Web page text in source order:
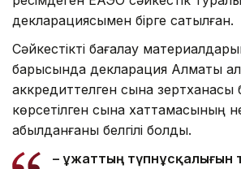
декларациясымен бірге сатылған.
Сәйкестікті бағалау
барысында декларация Алматы
аккредиттелген сынақ зертханасы
көрсетілген сынақ хаттамасының
қабылданғаны белгілі болды.
– Құжаттың түпнұсқалығын